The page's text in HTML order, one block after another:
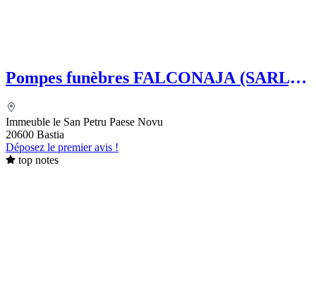
Pompes funèbres FALCONAJA (SARL)
Immeuble le San Petru Paese Novu
20600 Bastia
Déposez le premier avis !
top notes